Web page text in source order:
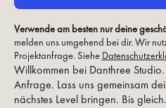
Willkommen bei Danthree
Anfrage. Lass uns gemeinsam
nächstes Level bringen. Bis gleich.
Verwende am besten nur deine
melden uns umgehend bei dir. Wir
Projektanfrage. Siehe